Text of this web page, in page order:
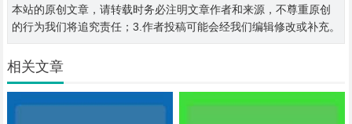
本站的原创文章，请转载时务必注明文章作者和来源，不尊重原创
的行为我们将追究责任；3.作者投稿可能会经我们编辑修改或补充。
相关文章